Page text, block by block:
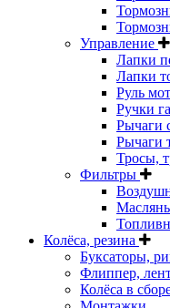
Управление
Лапки
Лапки
Руль
Ручки
Рычаги
Рычаги
Тросы,
Фильтры
Колёса, резина
Буксаторы,
Флиппер,
Колёса в